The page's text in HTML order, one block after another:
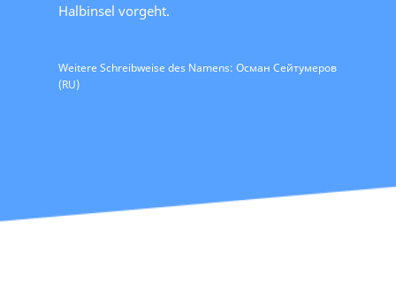
Halbinsel vorgeht.
Weitere Schreibweise des Namens: Осман Сейтумеров
(RU)